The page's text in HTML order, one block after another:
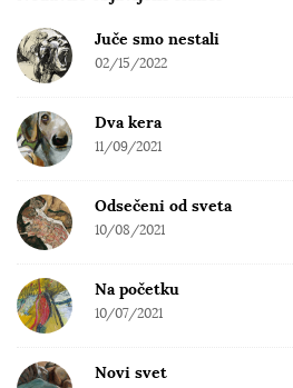
a
r
Juče smo nestali
02/15/2022
Dva kera
11/09/2021
Odsečeni od sveta
10/08/2021
Na početku
10/07/2021
Novi svet